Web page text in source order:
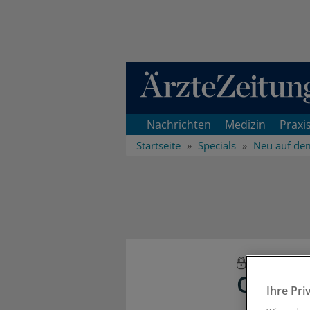
Direkt zum Inhaltsbereich
Nachrichten Medizin
Startseite Specials Neu auf
Neu auf
Ihre